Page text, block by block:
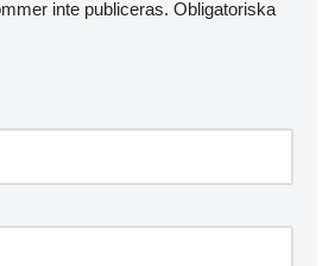
inte publiceras. Obligatoriska